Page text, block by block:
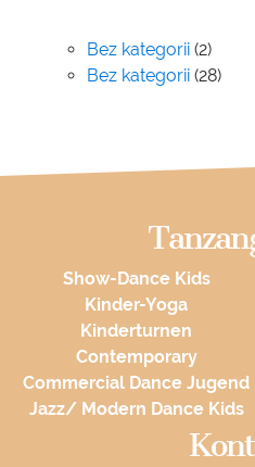
Bez kategorii (2)
Bez kategorii (28)
Show-Dance Kids
Kinder-Yoga
Kinderturnen
Contemporary
Commercial Dance Jugend
Jazz/ Modern Dance Kids